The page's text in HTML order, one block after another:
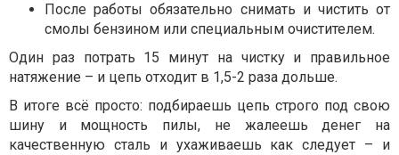
После работы обязательно снимать и чистить от
смолы бензином или специальным очистителем.
Один раз потрать 15 минут на чистку и правильное
натяжение – и цепь отходит в 1,5-2 раза дольше.
В итоге всё просто: подбираешь цепь строго под свою
шину и мощность пилы, не жалеешь денег на
качественную сталь и ухаживаешь как следует – и